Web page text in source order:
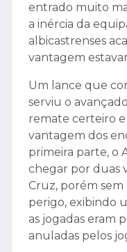
entrado muito
a inércia da
albicastrenses
vantagem
Um lance que
serviu o
remate certeiro e
vantagem dos
primeira parte, o
chegar por duas
Cruz, porém
perigo, exibindo
as jogadas eram
anuladas pelos